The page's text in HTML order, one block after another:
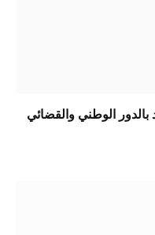
بالدور الوطني والقضائي